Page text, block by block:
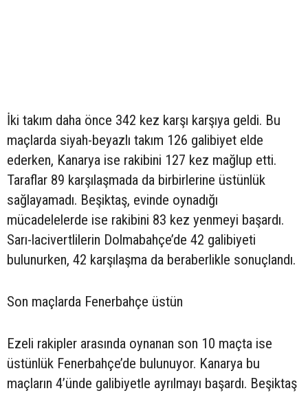
İki takım daha önce 342 kez karşı karşıya geldi. Bu
maçlarda siyah-beyazlı takım 126 galibiyet elde
ederken, Kanarya ise rakibini 127 kez mağlup etti.
Taraflar 89 karşılaşmada da birbirlerine üstünlük
sağlayamadı. Beşiktaş, evinde oynadığı
mücadelelerde ise rakibini 83 kez yenmeyi başardı.
Sarı-lacivertlilerin Dolmabahçe’de 42 galibiyeti
bulunurken, 42 karşılaşma da beraberlikle sonuçlandı.
Son maçlarda Fenerbahçe üstün
Ezeli rakipler arasında oynanan son 10 maçta ise
üstünlük Fenerbahçe’de bulunuyor. Kanarya bu
maçların 4’ünde galibiyetle ayrılmayı başardı. Beşiktaş